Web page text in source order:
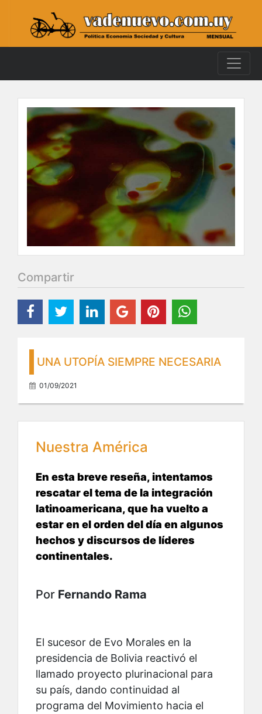
Compartir
UNA UTOPÍA SIEMPRE NECESARIA
01/09/2021
Nuestra América
En esta breve reseña, intentamos
rescatar el tema de la integración
latinoamericana, que ha vuelto a
estar en el orden del día en algunos
hechos y discursos de líderes
continentales.
Por Fernando Rama
El sucesor de Evo Morales en la
presidencia de Bolivia reactivó el
llamado proyecto plurinacional para
su país, dando continuidad al
programa del Movimiento hacia el